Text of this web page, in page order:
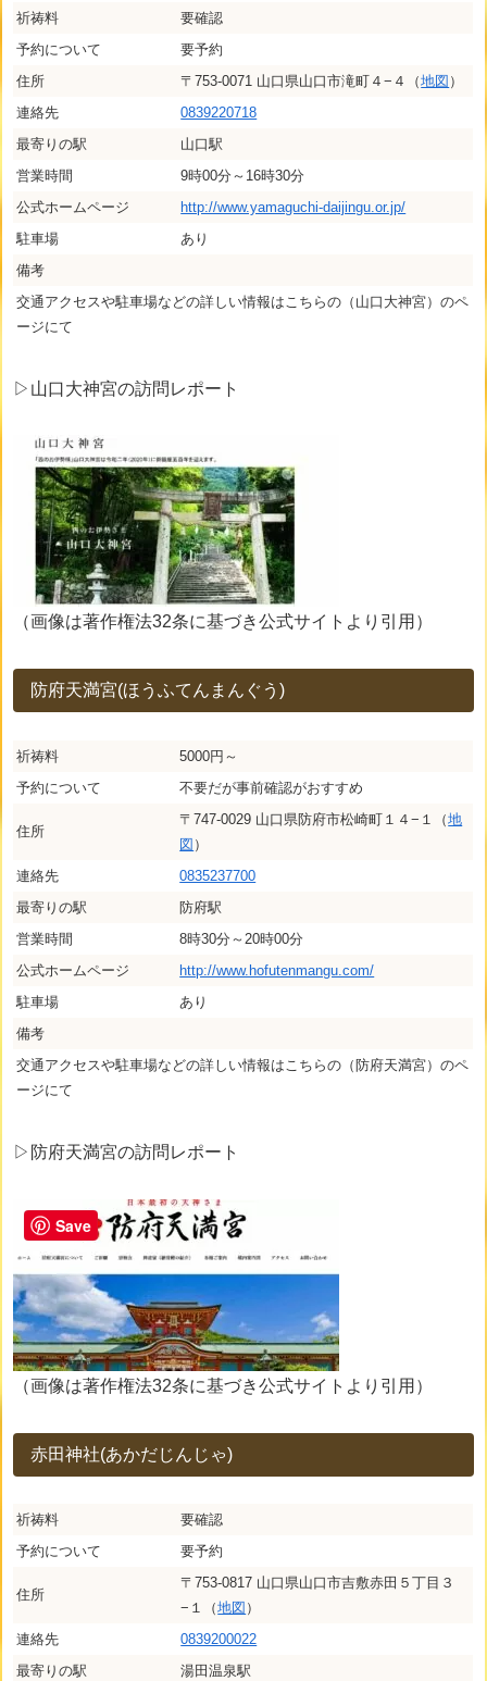
祈祷料
要確認
予約について
要予約
住所
〒753-0071 山口県山口市滝町４−４（地図 ）
連絡先
0839220718
最寄りの駅
山口駅
営業時間
9時00分～16時30分
公式ホームページ
http://www.yamaguchi-daijingu.or.jp/
駐車場
あり
備考
交通アクセスや駐車場などの詳しい情報はこちらの（山口大神宮）のペ
ージにて
▷山口大神宮の訪問レポート
（画像は著作権法32条に基づき公式サイトより引用）
防府天満宮(ほうふてんまんぐう)
祈祷料
5000円～
予約について
不要だが事前確認がおすすめ
住所
〒747-0029 山口県防府市松崎町１４−１（地
図 ）
連絡先
0835237700
最寄りの駅
防府駅
営業時間
8時30分～20時00分
公式ホームページ
http://www.hofutenmangu.com/
駐車場
あり
備考
交通アクセスや駐車場などの詳しい情報はこちらの（防府天満宮）のペ
ージにて
▷防府天満宮の訪問レポート
（画像は著作権法32条に基づき公式サイトより引用）
赤田神社(あかだじんじゃ)
祈祷料
要確認
予約について
要予約
住所
〒753-0817 山口県山口市吉敷赤田５丁目３
−１（地図 ）
連絡先
0839200022
最寄りの駅
湯田温泉駅
Save